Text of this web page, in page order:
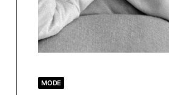
MODE